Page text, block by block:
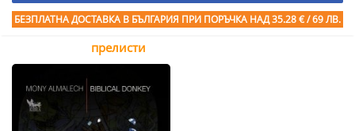
БЕЗПЛАТНА ДОСТАВКА В БЪЛГАРИЯ ПРИ ПОРЪЧКА НАД 35.28 € / 69 ЛВ.
прелисти